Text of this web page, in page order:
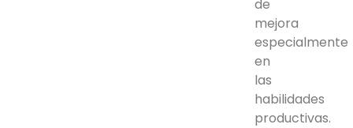
de
mejora
especialmente
en
las
habilidades
productivas.